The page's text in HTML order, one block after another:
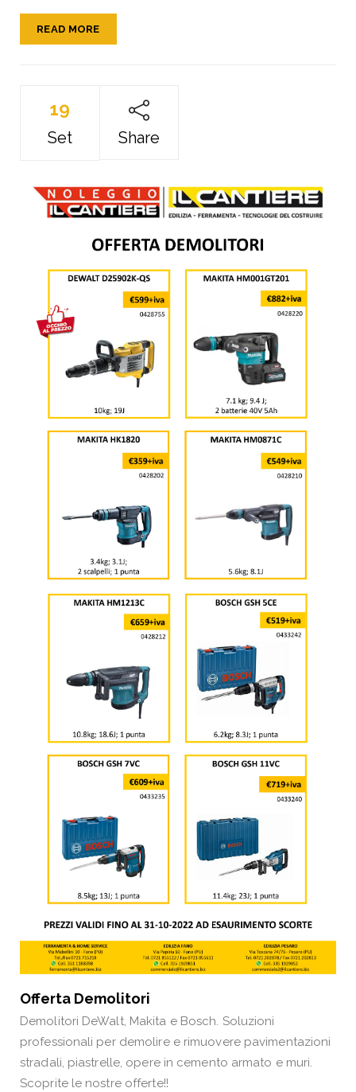
READ MORE
19
Set Share
Offerta Demolitori
Demolitori DeWalt, Makita e Bosch. Soluzioni
professionali per demolire e rimuovere pavimentazioni
stradali, piastrelle, opere in cemento armato e muri.
Scoprite le nostre offerte!!